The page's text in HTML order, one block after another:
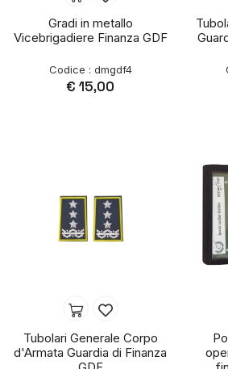
Gradi in metallo
Vicebrigadiere Finanza GDF
Codice : dmgdf4
€ 15,00
Tubolari Generale Corpo
d'Armata Guardia di Finanza